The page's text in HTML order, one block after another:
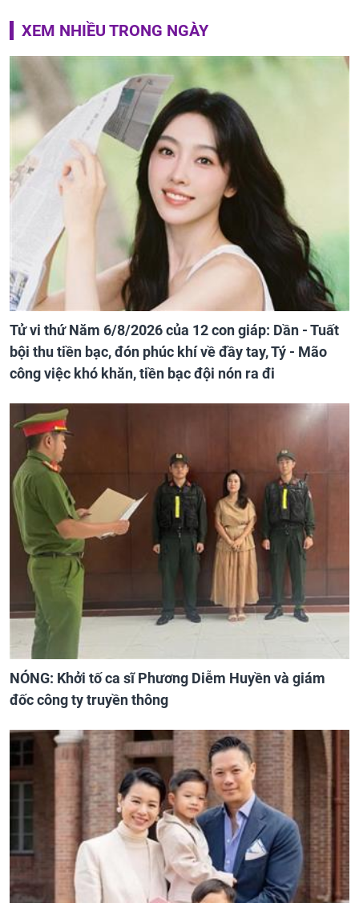
XEM NHIỀU TRONG NGÀY
Tử vi thứ Năm 6/8/2026 của 12 con giáp: Dần - Tuất
bội thu tiền bạc, đón phúc khí về đầy tay, Tý - Mão
công việc khó khăn, tiền bạc đội nón ra đi
NÓNG: Khởi tố ca sĩ Phương Diễm Huyền và giám
đốc công ty truyền thông